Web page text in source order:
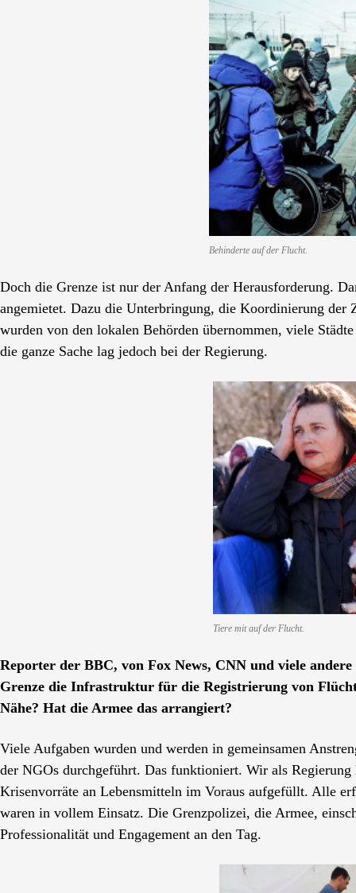
Behinderte auf der Flucht.
Doch die Grenze ist nur der Anfang der Herausforderung.
angemietet. Dazu die Unterbringung, die Koordinierung der
wurden von den lokalen Behörden übernommen, viele
die ganze Sache lag jedoch bei der Regierung.
Tiere mit auf der Flucht.
Reporter der BBC, von Fox News, CNN und viele
Grenze die Infrastruktur für die Registrierung von
Nähe? Hat die Armee das arrangiert?
Viele Aufgaben wurden und werden in gemeinsamen
der NGOs durchgeführt. Das funktioniert. Wir als
Krisenvorräte an Lebensmitteln im Voraus aufgefüllt. Alle
waren in vollem Einsatz. Die Grenzpolizei, die Armee,
Professionalität und Engagement an den Tag.